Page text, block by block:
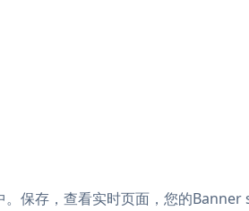
保存，查看实时页面，您的Banner